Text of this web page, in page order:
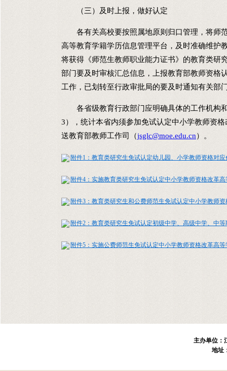
（三）及时上报，做好认定
各有关高校要按照属地原则归口管理，将师
高等教育学籍学历信息管理平台，及时准确维护
将获得《师范生教师职业能力证书》的教育类研
部门要及时审核汇总信息，上报教育部教师资格
工作，已划转至行政审批局的要及时通知有关部
各省级教育行政部门应明确具体的工作机构
3），统计本省内须参加免试认定中小学教师资
送教育部教师工作司（jsglc@moe.edu.cn）。
附件1：教育类研究生免试认定幼儿园、小学教师资格对
附件4：实施教育类研究生免试认定中小学教师资格改革高
附件3：教育类研究生和公费师范生免试认定中小学教师
附件2：教育类研究生免试认定初级中学、高级中学、中
附件5：实施公费师范生免试认定中小学教师资格改革高等
主办单位：
地址